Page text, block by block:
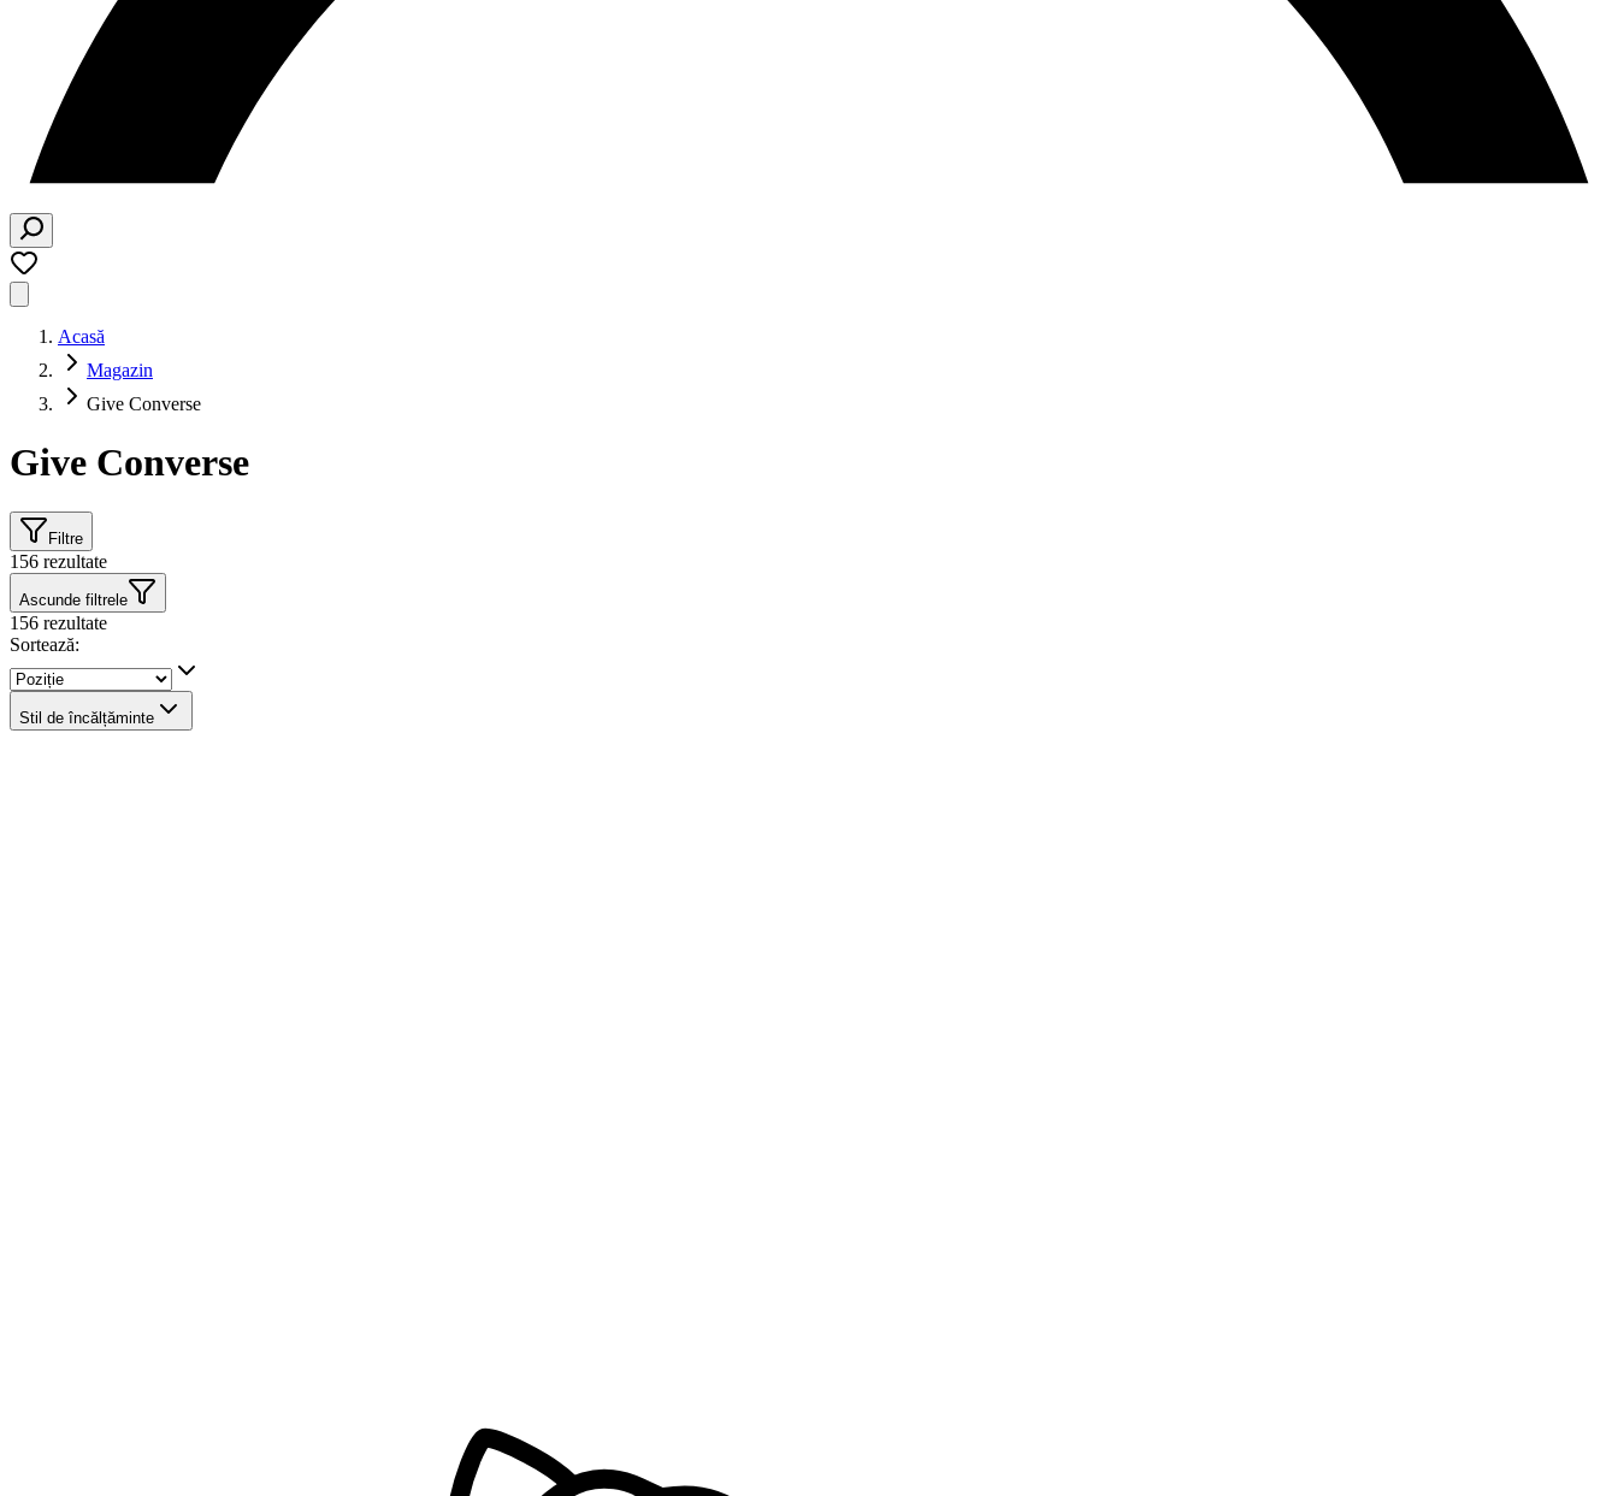
Acasă
Magazin
Give Converse
Give Converse
Filtre
156 rezultate
Ascunde filtrele
156 rezultate
Sortează:
Stil de încălțăminte